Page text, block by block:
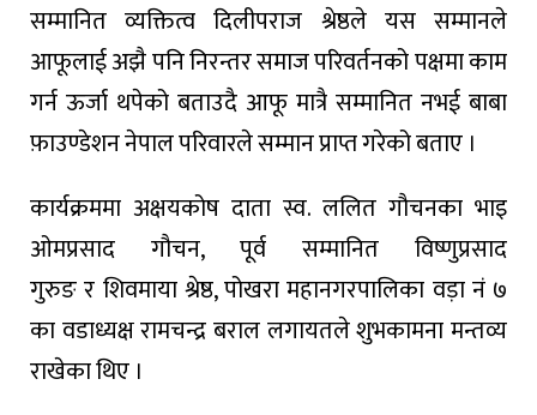
सम्मानित व्यक्तित्व दिलीपराज श्रेष्ठले यस सम्मानले
आफूलाईअझैपनिनिरन्तरसमाजपरिवर्तनकोपक्षमा काम
गर्न ऊर्जा थपेको बताउदै आफू मात्रै सम्मानित नभई बाबा
फ़ाउण्डेशननेपालपरिवारलेसम्मानप्राप्त गरेकोबताए ।
कार्यक्रममा अक्षयकोष दाता स्व. ललित गौचनका भाइ
ओमप्रसाद
गौचन, पूर्व सम्मानित
विष्णुप्रसाद
गुरुङर शिवमायाश्रेष्ठ,पोखरामहानगरपालिका वड़ानं ७
कावडाध्यक्षरामचन्द्रबराललगायतलेशुभकामनामन्तव्य
राखेकाथिए ।